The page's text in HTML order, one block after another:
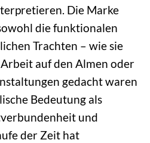
Die Marke
die funktionalen
Trachten – wie sie
auf den Almen oder
gedacht waren
Bedeutung als
und
der Zeit hat